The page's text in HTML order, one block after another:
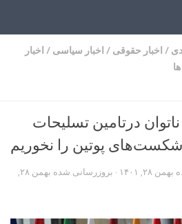
/ اخبار حقوقی / اخبار سیاسی / اخبار
درتامین تسلیحات
پوتین را نخوریم
بهمن ۲۸, ۱۴۰۱ · بروزرسانی شده
بهمن ۲۸,